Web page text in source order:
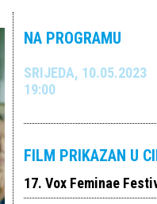
NA PROGRAMU
SRIJEDA, 10.05.2023
19:00
FILM PRIKAZAN U
17. Vox Feminae